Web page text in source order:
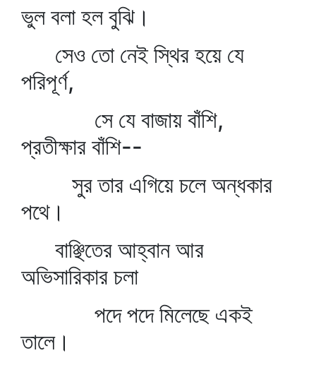
ভুল বলা হল বুঝি।
সেও তো নেই স্থির হয়ে যে
পরিপূর্ণ,
সে যে বাজায় বাঁশি,
প্রতীক্ষার বাঁশি--
সুর তার এগিয়ে চলে অন্ধকার
পথে।
বাঞ্ছিতের আহ্বান আর
অভিসারিকার চলা
পদে পদে মিলেছে একই
তালে।